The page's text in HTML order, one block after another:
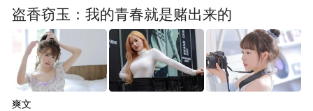
盗香窃玉：我的青春就是赌出来的
爽文